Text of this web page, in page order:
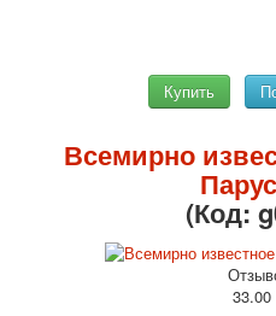
Купить
Всемирно
(Код:
33.00